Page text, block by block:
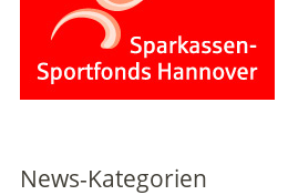
News-Kategorien